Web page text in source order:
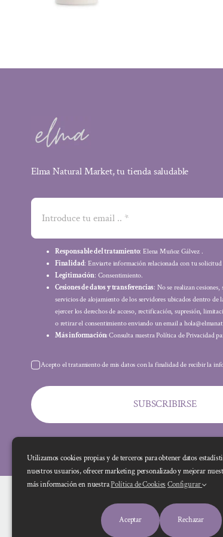
Elma Natural Market, tu tienda saludable
Responsable del tratamiento: Elena Muñoz Gálvez .
Finalidad: Enviarte información relacionada con tu
Legitimación: Consentimiento.
Cesiones de datos y transferencias: No se realizan
servicios de alojamiento de los servidores ubicados dentro de
ejercer los derechos de acceso, rectificación, supresión,
o retirar el consentimiento enviando un email a
Más información: Consulta nuestra Política de Privacidad
Acepto el tratamiento de mis datos con la finalidad de recibir la
SUBSCRIBIRSE
Utilizamos cookies propias y de terceros para obtener datos
nuestros usuarios, ofrecer marketing personalizado y mejorar
más información en nuestraPolítica de Cookies Configurar
Aceptar Rechazar